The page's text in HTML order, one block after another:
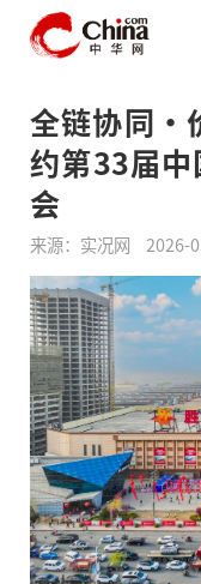
全链协同·
约第33届
会
来源：实况网 2026-